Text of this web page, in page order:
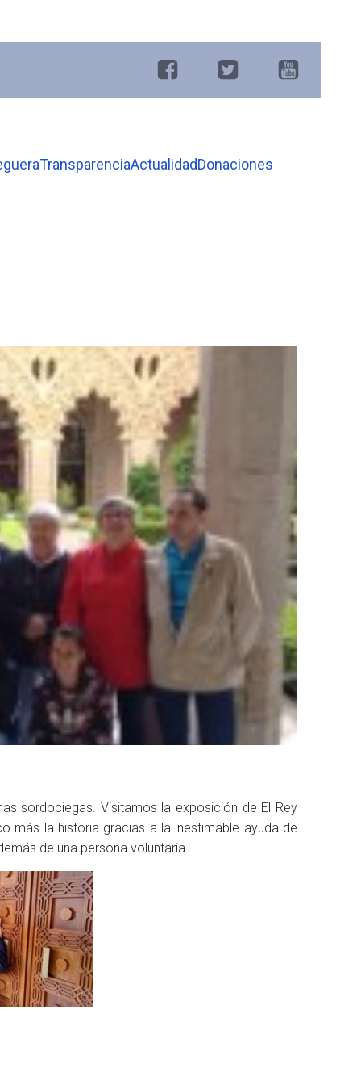
TransparenciaActualidadDonaciones
sordociegas. Visitamos la exposición de El Rey
más la historia gracias a la inestimable ayuda de
de una persona voluntaria.